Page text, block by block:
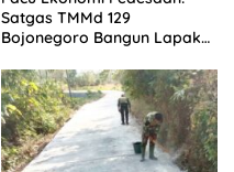
Satgas TMMd 129
Bojonegoro Bangun Lapak